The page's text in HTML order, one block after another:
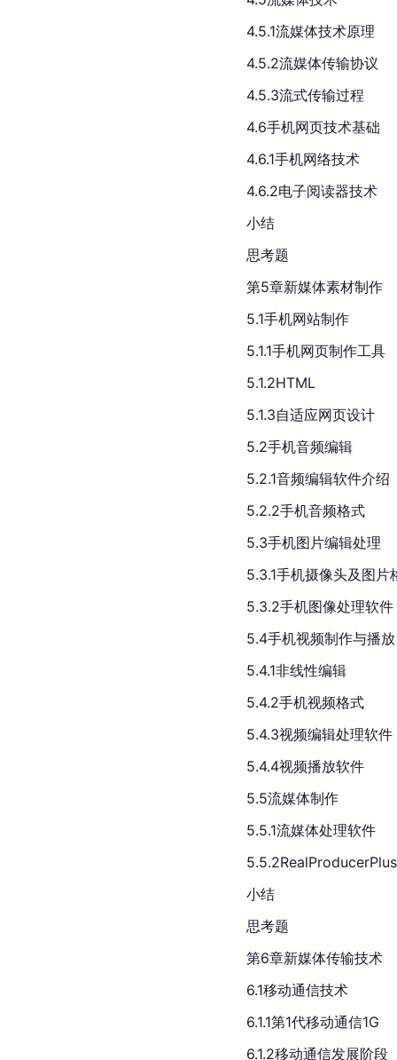
4.5.1流媒体技术原理
4.5.2流媒体传输协议
4.5.3流式传输过程
4.6手机网页技术基础
4.6.1手机网络技术
4.6.2电子阅读器技术
小结
思考题
第5章新媒体素材制作
5.1手机网站制作
5.1.1手机网页制作工具
5.1.2HTML
5.1.3自适应网页设计
5.2手机音频编辑
5.2.1音频编辑软件介绍
5.2.2手机音频格式
5.3手机图片编辑处理
5.3.1手机摄像头及图片
5.3.2手机图像处理软件
5.4手机视频制作与播放
5.4.1非线性编辑
5.4.2手机视频格式
5.4.3视频编辑处理软件
5.4.4视频播放软件
5.5流媒体制作
5.5.1流媒体处理软件
小结
思考题
第6章新媒体传输技术
6.1移动通信技术
6.1.1第1代移动通信1G
6.1.2移动通信发展阶段